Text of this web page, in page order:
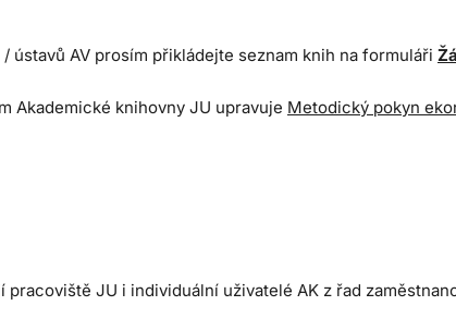
AV prosím přikládejte seznam knih na formuláři
Akademické knihovny JU upravuje Metodický pokyn
pracoviště JU i individuální uživatelé AK z řad